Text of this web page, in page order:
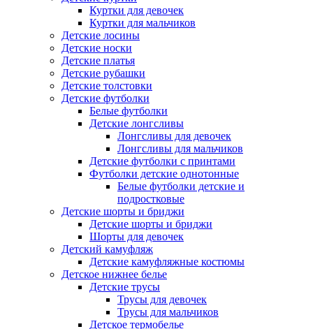
Куртки для девочек
Куртки для мальчиков
Детские лосины
Детские носки
Детские платья
Детские рубашки
Детские толстовки
Детские футболки
Белые футболки
Детские лонгсливы
Лонгсливы для девочек
Лонгсливы для мальчиков
Детские футболки с принтами
Футболки детские однотонные
Белые футболки детские и
подростковые
Детские шорты и бриджи
Детские шорты и бриджи
Шорты для девочек
Детский камуфляж
Детские камуфляжные костюмы
Детское нижнее белье
Детские трусы
Трусы для девочек
Трусы для мальчиков
Детское термобелье